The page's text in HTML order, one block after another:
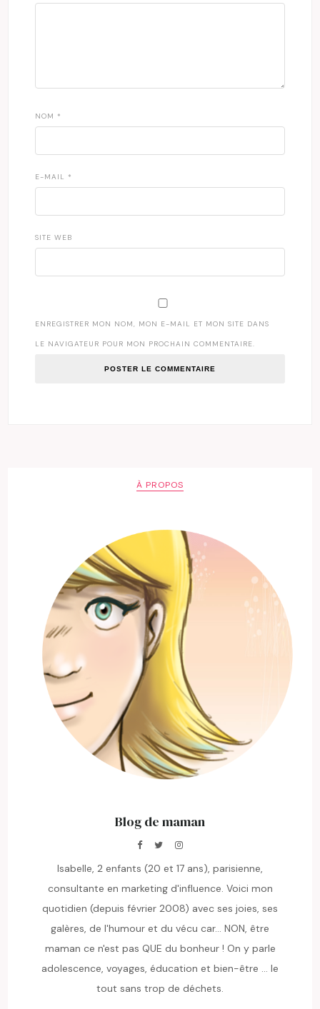
NOM *
E-MAIL *
SITE WEB
ENREGISTRER MON NOM, MON E-MAIL ET MON SITE DANS
LE NAVIGATEUR POUR MON PROCHAIN COMMENTAIRE.
À PROPOS
Blog de maman
Isabelle, 2 enfants (20 et 17 ans), parisienne,
consultante en marketing d'influence. Voici mon
quotidien (depuis février 2008) avec ses joies, ses
galères, de l'humour et du vécu car... NON, être
maman ce n'est pas QUE du bonheur ! On y parle
adolescence, voyages, éducation et bien-être ... le
tout sans trop de déchets.